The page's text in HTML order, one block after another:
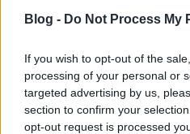
Blog - Do Not Process My
If you wish to opt-out of the
processing of your personal or
targeted advertising by us,
section to confirm your
opt-out request is processed
Legjobb kaszkadőrök
Abbey
Legjobb színésznő
(Hogyan ússzunk meg egy